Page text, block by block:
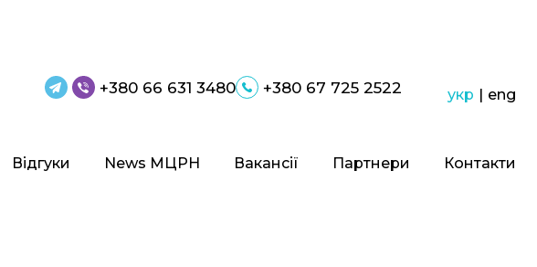
+380 66 631 3480 +380 67 725 2522 укр | eng
Відгуки News МЦРН Вакансії Партнери Контакти